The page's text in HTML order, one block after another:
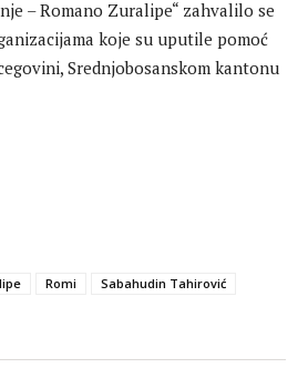
– Romano Zuralipe“ zahvalilo se
koje su uputile pomoć
Srednjobosanskom kantonu
Romi
Sabahudin Tahirović